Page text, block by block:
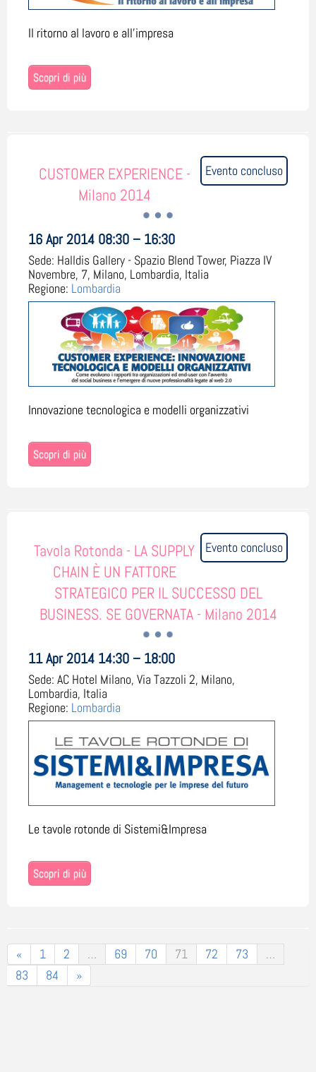
Il ritorno al lavoro e all'impresa
Scopri di più
Evento concluso
CUSTOMER EXPERIENCE -
Milano 2014
16 Apr 2014 08:30 – 16:30
Sede: Halldis Gallery - Spazio Blend Tower, Piazza IV
Novembre, 7, Milano, Lombardia, Italia
Regione: Lombardia
Innovazione tecnologica e modelli organizzativi
Scopri di più
Evento concluso
Tavola Rotonda - LA SUPPLY
CHAIN È UN FATTORE
STRATEGICO PER IL SUCCESSO DEL
BUSINESS. SE GOVERNATA - Milano 2014
11 Apr 2014 14:30 – 18:00
Sede: AC Hotel Milano, Via Tazzoli 2, Milano,
Lombardia, Italia
Regione: Lombardia
Le tavole rotonde di Sistemi&Impresa
Scopri di più
« 1 2 … 69 70 71 72 73
…
83
84 »